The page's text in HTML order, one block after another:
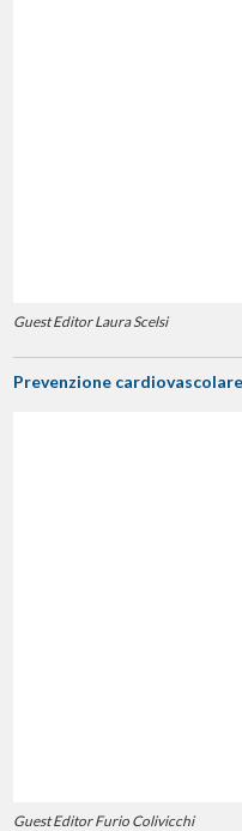
Guest Editor Laura Scelsi
Prevenzione
Guest Editor Furio Colivicchi